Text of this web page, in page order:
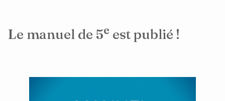
Le manuel de 5e est publié !